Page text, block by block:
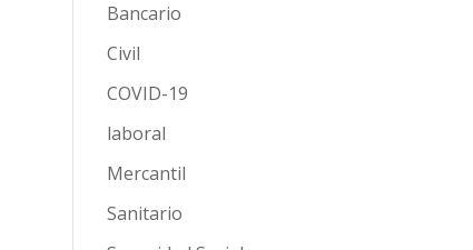
Bancario
Civil
COVID-19
laboral
Mercantil
Sanitario